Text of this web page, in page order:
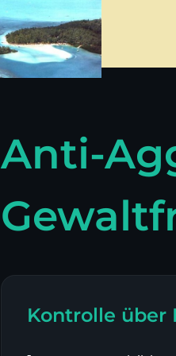
Anti-
Kontrolle über